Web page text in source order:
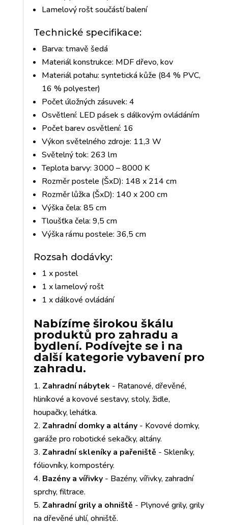
Lamelový rošt součástí balení
Technické specifikace:
Barva: tmavě šedá
Materiál konstrukce: MDF dřevo, kov
Materiál potahu: syntetická kůže (84 % PVC,
16 % polyester)
Počet úložných zásuvek: 4
Osvětlení: LED pásek s dálkovým ovládáním
Počet barev osvětlení: 16
Výkon světelného zdroje: 11,3 W
Světelný tok: 263 lm
Teplota barvy: 3000 – 8000 K
Rozměr postele (ŠxD): 148 x 214 cm
Rozměr lůžka (ŠxD): 140 x 200 cm
Výška čela: 85 cm
Tloušťka čela: 9,5 cm
Výška rámu postele: 36,5 cm
Rozsah dodávky:
1 x postel
1 x lamelový rošt
1 x dálkové ovládání
Nabízíme širokou škálu
produktů pro zahradu a
bydlení. Podívejte se i na
další kategorie vybavení pro
zahradu.
Zahradní nábytek - Ratanové, dřevěné,
hliníkové a kovové sestavy, stoly, židle,
houpačky, lehátka.
Zahradní domky a altány- Kovové domky,
garáže pro robotické sekačky, altány.
Zahradní skleníky a pařeniště - Skleníky,
fóliovníky, kompostéry.
Bazény a vířivky- Bazény, vířivky, zahradní
sprchy, filtrace.
Zahradní grily a ohniště - Plynové grily, grily
na dřevěné uhlí, ohniště.